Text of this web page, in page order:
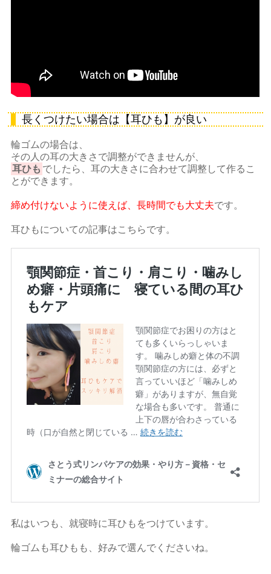
長くつけたい場合は【耳ひも】が良い
輪ゴムの場合は、
その人の耳の大きさで調整ができませんが、
耳ひも でしたら、耳の大きさに合わせて調整して作るこ
とができます。
締め付けないように使えば、長時間でも大丈夫です。
耳ひもについての記事はこちらです。
私はいつも、就寝時に耳ひもをつけています。
輪ゴムも耳ひもも、好みで選んでくださいね。